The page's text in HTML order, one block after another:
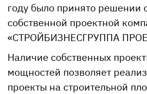
году было принято решении
собственной проектной
«СТРОЙБИЗНЕСГРУППА
Наличие собственных
мощностей позволяет
проекты на строительной